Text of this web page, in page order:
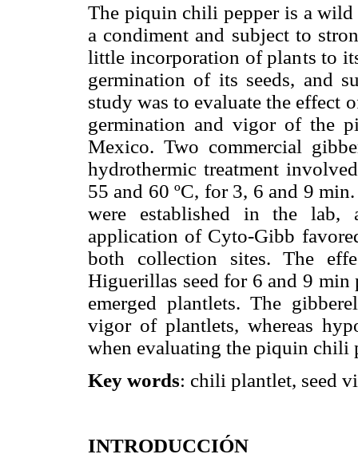
The piquin chili pepper is a
a condiment and subject to
little incorporation of plants to
germination of its seeds, and
study was to evaluate the effect
germination and vigor of the
Mexico. Two commercial
hydrothermic treatment
55 and 60 ºC, for 3, 6 and 9
were established in the lab,
application of Cyto-Gibb
both collection sites. The
Higuerillas seed for 6 and 9 min
emerged plantlets. The
vigor of plantlets, whereas
when evaluating the piquin chili
Key words: chili plantlet, seed
INTRODUCCIÓN